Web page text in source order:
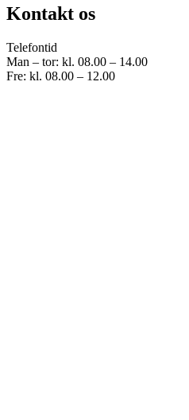
Kontakt os
Telefontid
Man – tor: kl. 08.00 – 14.00
Fre: kl. 08.00 – 12.00